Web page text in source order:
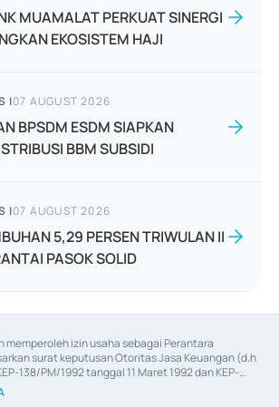
MUAMALAT PERKUAT SINERGI
EKOSISTEM HAJI
|07 AUGUST 2026
BPSDM ESDM SIAPKAN
BBM SUBSIDI
|07 AUGUST 2026
5,29 PERSEN TRIWULAN II
PASOK SOLID
memperoleh izin usaha sebagai Perantara
surat keputusan Otoritas Jasa Keuangan (d.h
138/PM/1992 tanggal 11 Maret 1992 dan KEP-
Februari 2014, izin usaha sebagai Penjamin Emisi
keputusan Otoritas Jasa Keuangan Nomor KEP-